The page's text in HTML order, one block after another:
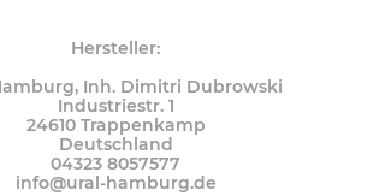
Hersteller:
Inh. Dimitri Dubrowski
Industriestr. 1
24610 Trappenkamp
Deutschland
04323 8057577
info@ural-hamburg.de